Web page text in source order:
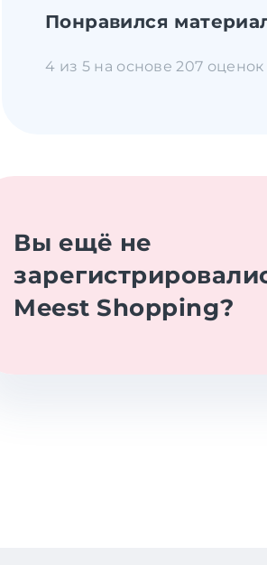
Понравился
4 из 5 на основе 207 оценок
Вы ещё не
Meest Shopping?